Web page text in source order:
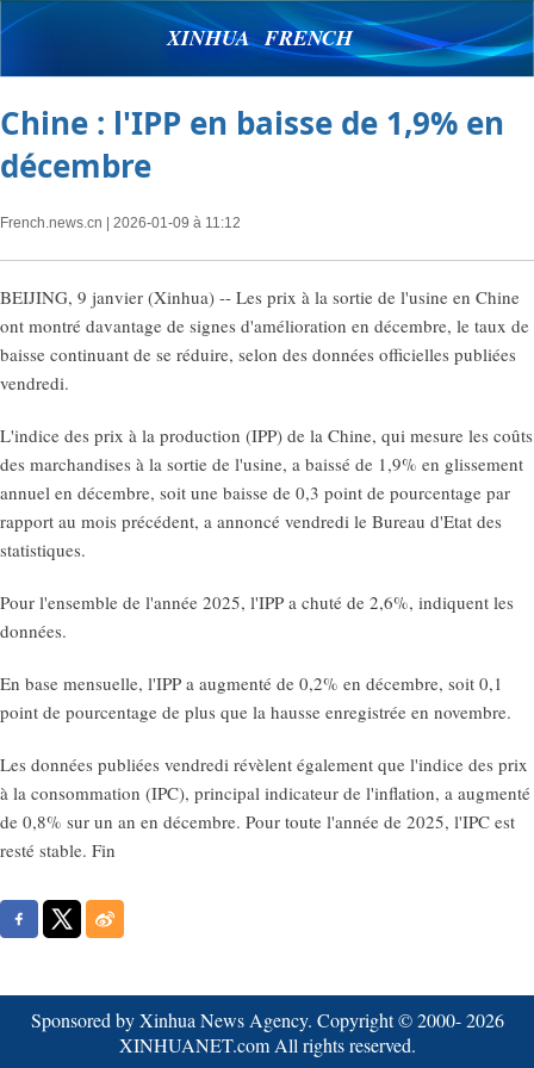
XINHUA FRENCH
Chine : l'IPP en baisse de 1,9% en
décembre
French.news.cn | 2026-01-09 à 11:12
BEIJING, 9 janvier (Xinhua) -- Les prix à la sortie de l'usine en Chine
ont montré davantage de signes d'amélioration en décembre, le taux de
baisse continuant de se réduire, selon des données officielles publiées
vendredi.
L'indice des prix à la production (IPP) de la Chine, qui mesure les coûts
des marchandises à la sortie de l'usine, a baissé de 1,9% en glissement
annuel en décembre, soit une baisse de 0,3 point de pourcentage par
rapport au mois précédent, a annoncé vendredi le Bureau d'Etat des
statistiques.
Pour l'ensemble de l'année 2025, l'IPP a chuté de 2,6%, indiquent les
données.
En base mensuelle, l'IPP a augmenté de 0,2% en décembre, soit 0,1
point de pourcentage de plus que la hausse enregistrée en novembre.
Les données publiées vendredi révèlent également que l'indice des prix
à la consommation (IPC), principal indicateur de l'inflation, a augmenté
de 0,8% sur un an en décembre. Pour toute l'année de 2025, l'IPC est
resté stable. Fin
Sponsored by Xinhua News Agency. Copyright © 2000-2026
XINHUANET.com All rights reserved.